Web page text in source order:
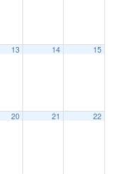
13 14 15
20 21 22